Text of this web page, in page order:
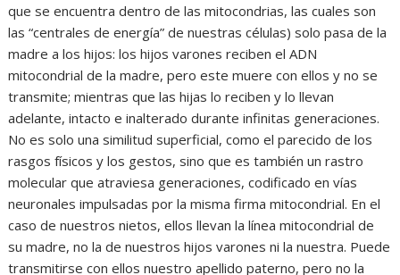
que se encuentra dentro de las mitocondrias, las cuales son
las “centrales de energía” de nuestras células) solo pasa de la
madre a los hijos: los hijos varones reciben el ADN
mitocondrial de la madre, pero este muere con ellos y no se
transmite; mientras que las hijas lo reciben y lo llevan
adelante, intacto e inalterado durante infinitas generaciones.
No es solo una similitud superficial, como el parecido de los
rasgos físicos y los gestos, sino que es también un rastro
molecular que atraviesa generaciones, codificado en vías
neuronales impulsadas por la misma firma mitocondrial. En el
caso de nuestros nietos, ellos llevan la línea mitocondrial de
su madre, no la de nuestros hijos varones ni la nuestra. Puede
transmitirse con ellos nuestro apellido paterno, pero no la